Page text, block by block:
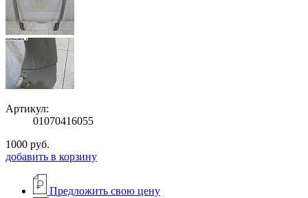
Артикул:
01070416055
1000 руб.
добавить в корзину
Предложить свою цену